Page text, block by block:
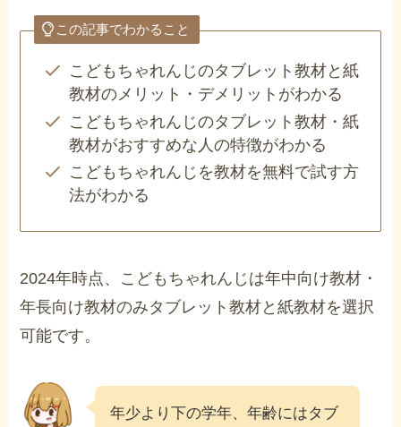
この記事でわかること
こどもちゃれんじのタブレット教材と紙
教材のメリット・デメリットがわかる
こどもちゃれんじのタブレット教材・紙
教材がおすすめな人の特徴がわかる
こどもちゃれんじを教材を無料で試す方
法がわかる
2024年時点、こどもちゃれんじは年中向け教材・
年長向け教材のみタブレット教材と紙教材を選択
可能です。
年少より下の学年、年齢にはタブ